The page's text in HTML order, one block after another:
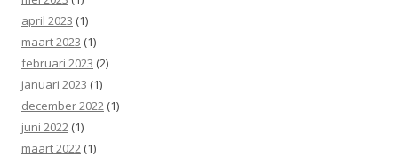
april 2023 (1)
maart 2023 (1)
februari 2023 (2)
januari 2023 (1)
december 2022 (1)
juni 2022 (1)
maart 2022 (1)